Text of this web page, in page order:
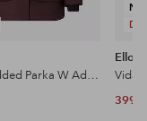
Parkas Padded Parka W Adjustable Waist
Ellos
399